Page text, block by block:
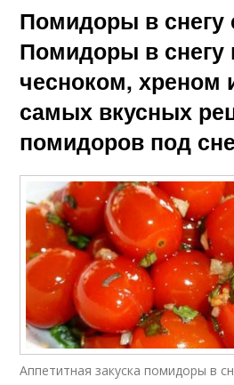
Помидоры в снегу
Помидоры в снегу
чесноком, хреном
самых вкусных
помидоров под
Аппетитная закуска помидоры в